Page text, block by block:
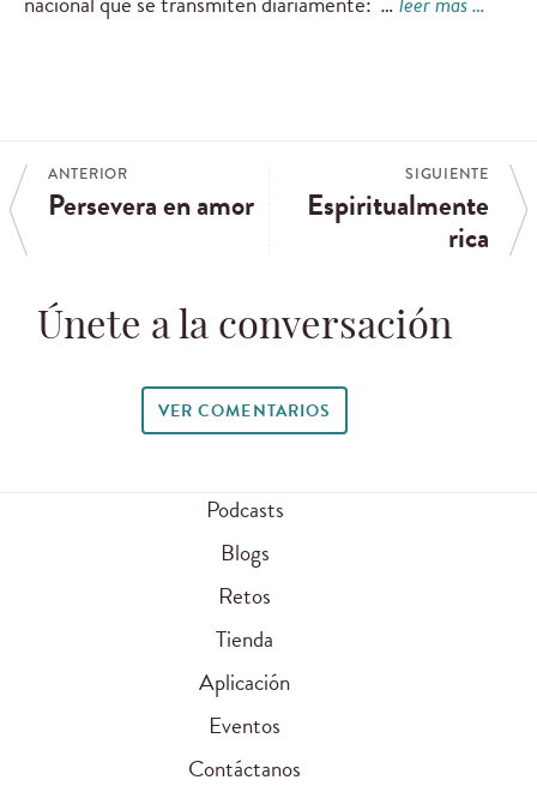
ANTERIOR
Persevera en amor
SIGUIENTE
Espiritualmente
rica
Únete a la conversación
VER COMENTARIOS
Podcasts
Blogs
Retos
Tienda
Aplicación
Eventos
Contáctanos